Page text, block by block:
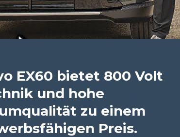
EX60 bietet 800 Volt
und hohe
zu einem
Preis.